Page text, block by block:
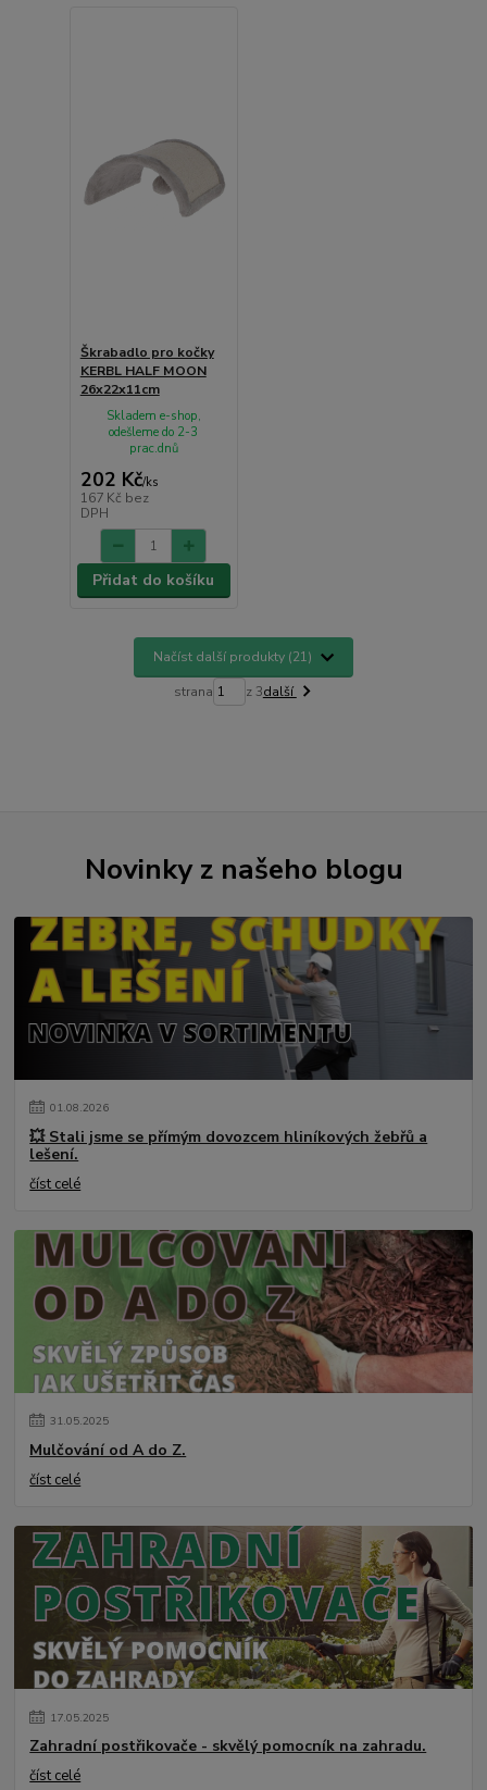
Škrabadlo pro kočky
KERBL HALF MOON
26x22x11cm
202 Kč/ks
167 Kč bez
DPH
Skladem e-shop,
odešleme do 2-3
prac.dnů
Přidat do košíku
Načíst další produkty (21)
strana z 3další
Novinky z našeho blogu
01.08.2026
💥 Stali jsme se přímým dovozcem hliníkových žebřů a
lešení.
číst celé
31.05.2025
Mulčování od A do Z.
číst celé
17.05.2025
Zahradní postřikovače - skvělý pomocník na zahradu.
číst celé